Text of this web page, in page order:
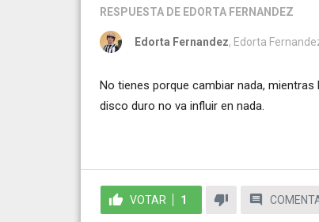
RESPUESTA DE EDORTA FERNANDEZ
Edorta Fernandez, Edorta
No tienes porque cambiar nada,
disco duro no va influir en nada.
VOTAR 1